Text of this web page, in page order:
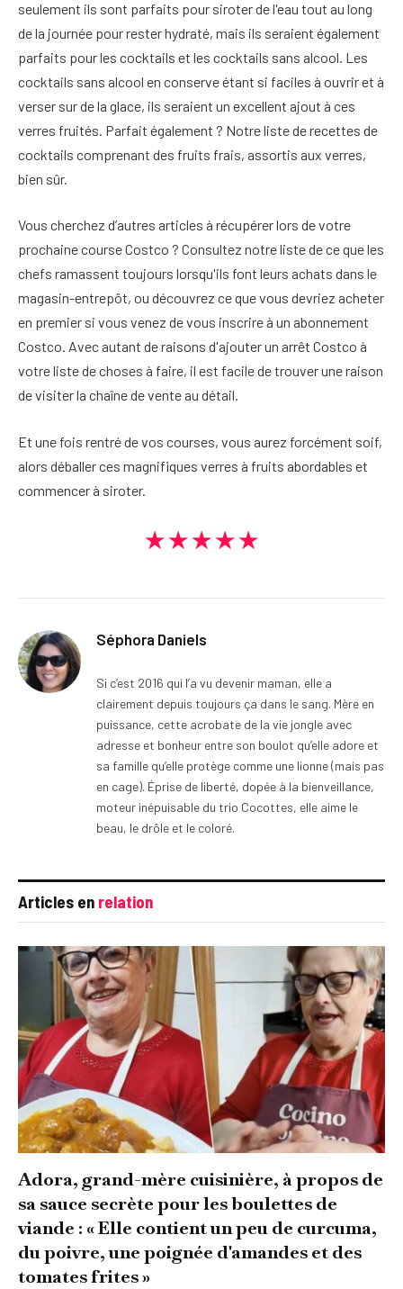
seulement ils sont parfaits pour siroter de l'eau tout au long
de la journée pour rester hydraté, mais ils seraient également
parfaits pour les cocktails et les cocktails sans alcool. Les
cocktails sans alcool en conserve étant si faciles à ouvrir et à
verser sur de la glace, ils seraient un excellent ajout à ces
verres fruités. Parfait également ? Notre liste de recettes de
cocktails comprenant des fruits frais, assortis aux verres,
bien sûr.
Vous cherchez d’autres articles à récupérer lors de votre
prochaine course Costco ? Consultez notre liste de ce que les
chefs ramassent toujours lorsqu'ils font leurs achats dans le
magasin-entrepôt, ou découvrez ce que vous devriez acheter
en premier si vous venez de vous inscrire à un abonnement
Costco. Avec autant de raisons d'ajouter un arrêt Costco à
votre liste de choses à faire, il est facile de trouver une raison
de visiter la chaîne de vente au détail.
Et une fois rentré de vos courses, vous aurez forcément soif,
alors déballer ces magnifiques verres à fruits abordables et
commencer à siroter.
★★★★★
Séphora Daniels
Si c’est 2016 qui l’a vu devenir maman, elle a
clairement depuis toujours ça dans le sang. Mère en
puissance, cette acrobate de la vie jongle avec
adresse et bonheur entre son boulot qu’elle adore et
sa famille qu’elle protège comme une lionne (mais pas
en cage). Éprise de liberté, dopée à la bienveillance,
moteur inépuisable du trio Cocottes, elle aime le
beau, le drôle et le coloré.
Articles en relation
Adora, grand-mère cuisinière, à propos de
sa sauce secrète pour les boulettes de
viande : « Elle contient un peu de curcuma,
du poivre, une poignée d'amandes et des
tomates frites »